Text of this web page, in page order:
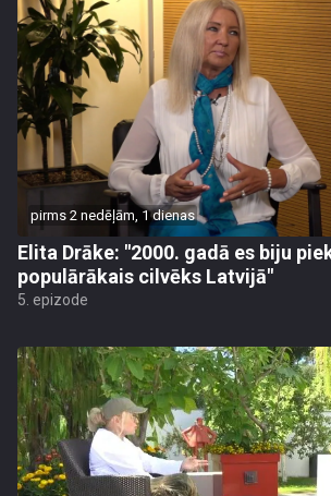
pirms 2 nedēļām, 1 dienas
Elita Drāke: "2000. gadā es biju
populārākais cilvēks Latvijā"
5. epizode